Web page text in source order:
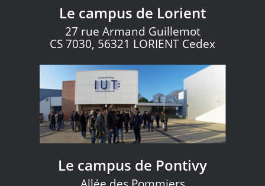
Le campus de Lorient
27 rue Armand Guillemot
CS 7030, 56321 LORIENT Cedex
Le campus de Pontivy